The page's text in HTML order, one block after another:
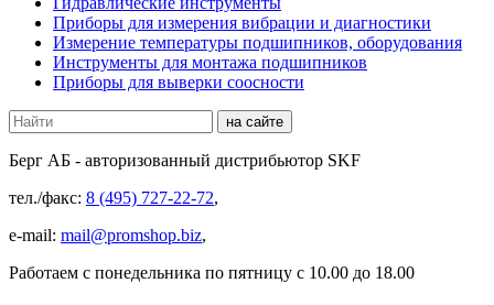
Приборы для измерения вибрации и диагностики
Измерение температуры подшипников, оборудования
Инструменты для монтажа подшипников
Приборы для выверки соосности
Берг АБ - авторизованный дистрибьютор SKF
тел./факс: 8 (495) 727-22-72,
e-mail: mail@promshop.biz,
Работаем c понедельника по пятницу с 10.00 до 18.00